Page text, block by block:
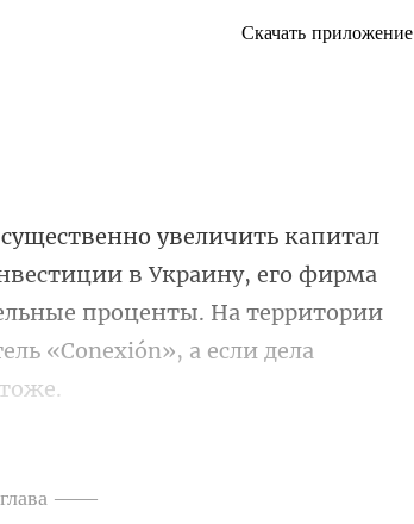
Скачать приложение
вестиции в Украину, его фирма
проценты. На территории
——